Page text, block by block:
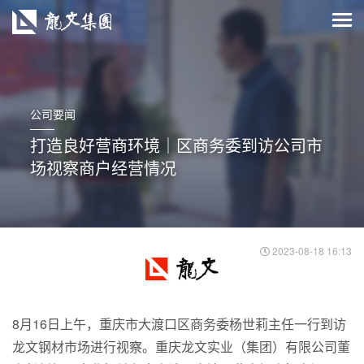
公司要闻
打造良好营商环境｜区商务委到访公司市
场视察商户经营情况
2023-08-18 16:13
8月16日上午，重庆市大渡口区商务委杨世莉主任一行到访
龙文钢材市场进行视察。重庆龙文实业（集团）有限公司董